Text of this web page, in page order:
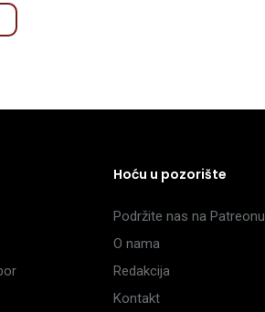
Hoću u pozorište
Podržite nas na Patreonu
O nama
Redakcija
Kontakt